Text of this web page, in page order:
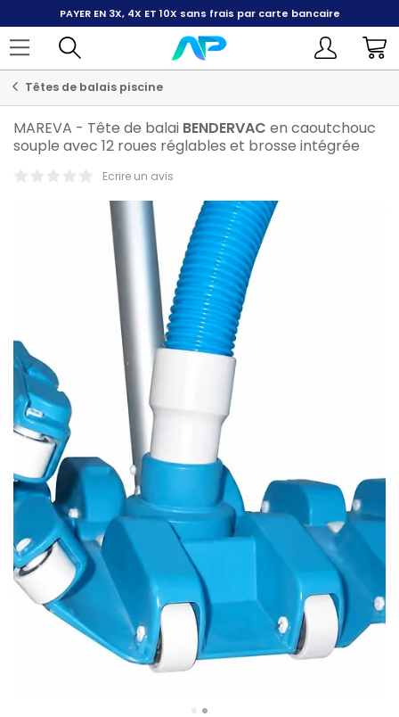
PAYER EN 3X, 4X ET 10X sans frais par carte bancaire
Têtes de balais piscine
MAREVA - Tête de balai BENDERVAC en caoutchouc
souple avec 12 roues réglables et brosse intégrée
Ecrire un avis